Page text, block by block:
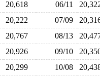
20,618 06/11
20,222 07/09
20,767 08/13
20,926 09/10
20,299 10/08